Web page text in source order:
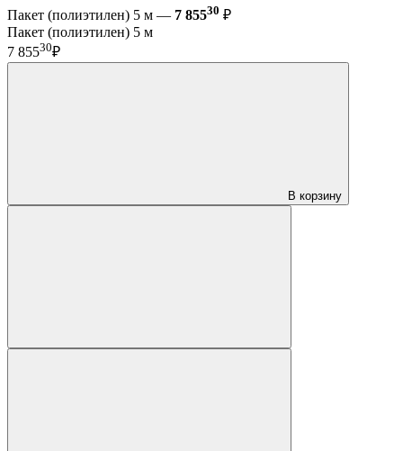
Пакет (полиэтилен) 5 м — 7 85530 ₽
Пакет (полиэтилен) 5 м
7 85530₽
В корзину